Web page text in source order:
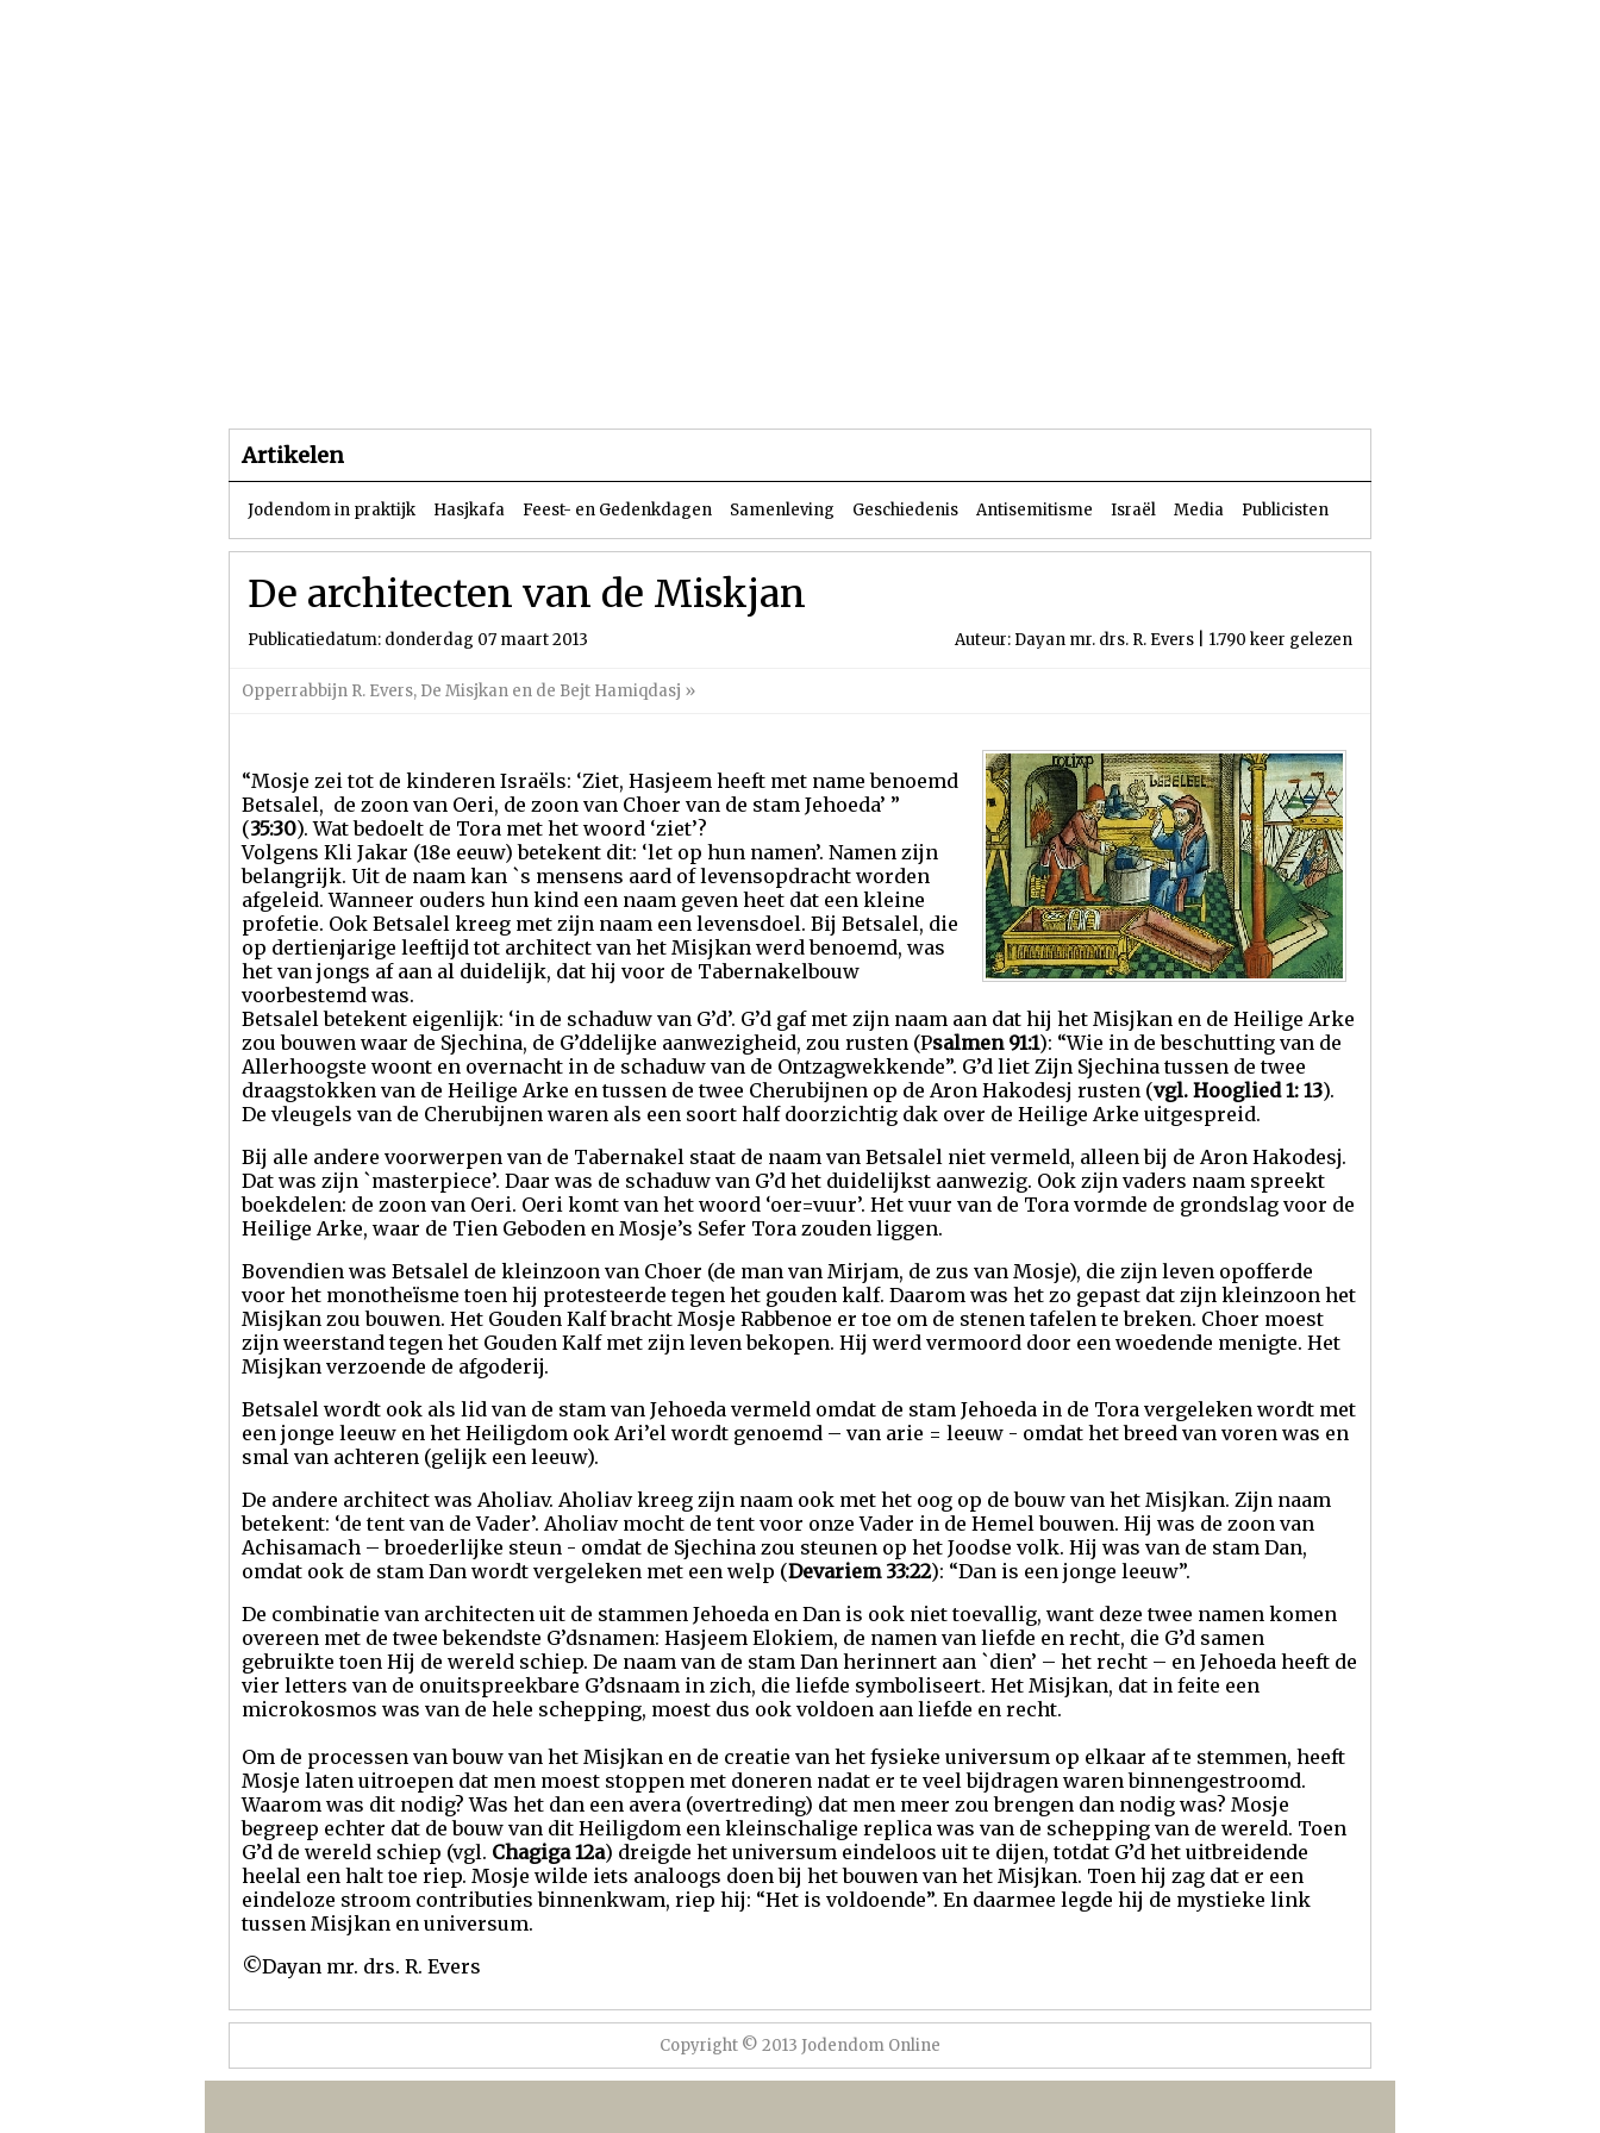
Artikelen
Jodendom in praktijk Hasjkafa Feest- en Gedenkdagen Samenleving Geschiedenis Antisemitisme Israël Media Publicisten
De architecten van de Miskjan
Publicatiedatum: donderdag 07 maart 2013 Auteur: Dayan mr. drs. R. Evers | 1.790 keer gelezen
Opperrabbijn R. Evers, De Misjkan en de Bejt Hamiqdasj »
“Mosje zei tot de kinderen Israëls: ‘Ziet, Hasjeem heeft met name benoemd
Betsalel, de zoon van Oeri, de zoon van Choer van de stam Jehoeda’ ”
(35:30). Wat bedoelt de Tora met het woord ‘ziet’?
Volgens Kli Jakar (18e eeuw) betekent dit: ‘let op hun namen’. Namen zijn
belangrijk. Uit de naam kan `s mensens aard of levensopdracht worden
afgeleid. Wanneer ouders hun kind een naam geven heet dat een kleine
profetie. Ook Betsalel kreeg met zijn naam een levensdoel. Bij Betsalel, die
op dertienjarige leeftijd tot architect van het Misjkan werd benoemd, was
het van jongs af aan al duidelijk, dat hij voor de Tabernakelbouw
voorbestemd was.
Betsalel betekent eigenlijk: ‘in de schaduw van G’d’. G’d gaf met zijn naam aan dat hij het Misjkan en de Heilige Arke
zou bouwen waar de Sjechina, de G’ddelijke aanwezigheid, zou rusten (Psalmen 91:1): “Wie in de beschutting van de
Allerhoogste woont en overnacht in de schaduw van de Ontzagwekkende”. G’d liet Zijn Sjechina tussen de twee
draagstokken van de Heilige Arke en tussen de twee Cherubijnen op de Aron Hakodesj rusten (vgl. Hooglied 1: 13).
De vleugels van de Cherubijnen waren als een soort half doorzichtig dak over de Heilige Arke uitgespreid.
Bij alle andere voorwerpen van de Tabernakel staat de naam van Betsalel niet vermeld, alleen bij de Aron Hakodesj.
Dat was zijn `masterpiece’. Daar was de schaduw van G’d het duidelijkst aanwezig. Ook zijn vaders naam spreekt
boekdelen: de zoon van Oeri. Oeri komt van het woord ‘oer=vuur’. Het vuur van de Tora vormde de grondslag voor de
Heilige Arke, waar de Tien Geboden en Mosje’s Sefer Tora zouden liggen.
Bovendien was Betsalel de kleinzoon van Choer (de man van Mirjam, de zus van Mosje), die zijn leven opofferde
voor het monotheïsme toen hij protesteerde tegen het gouden kalf. Daarom was het zo gepast dat zijn kleinzoon het
Misjkan zou bouwen. Het Gouden Kalf bracht Mosje Rabbenoe er toe om de stenen tafelen te breken. Choer moest
zijn weerstand tegen het Gouden Kalf met zijn leven bekopen. Hij werd vermoord door een woedende menigte. Het
Misjkan verzoende de afgoderij.
Betsalel wordt ook als lid van de stam van Jehoeda vermeld omdat de stam Jehoeda in de Tora vergeleken wordt met
een jonge leeuw en het Heiligdom ook Ari’el wordt genoemd – van arie = leeuw - omdat het breed van voren was en
smal van achteren (gelijk een leeuw).
De andere architect was Aholiav. Aholiav kreeg zijn naam ook met het oog op de bouw van het Misjkan. Zijn naam
betekent: ‘de tent van de Vader’. Aholiav mocht de tent voor onze Vader in de Hemel bouwen. Hij was de zoon van
Achisamach – broederlijke steun - omdat de Sjechina zou steunen op het Joodse volk. Hij was van de stam Dan,
omdat ook de stam Dan wordt vergeleken met een welp (Devariem 33:22): “Dan is een jonge leeuw”.
De combinatie van architecten uit de stammen Jehoeda en Dan is ook niet toevallig, want deze twee namen komen
overeen met de twee bekendste G’dsnamen: Hasjeem Elokiem, de namen van liefde en recht, die G’d samen
gebruikte toen Hij de wereld schiep. De naam van de stam Dan herinnert aan `dien’ – het recht – en Jehoeda heeft de
vier letters van de onuitspreekbare G’dsnaam in zich, die liefde symboliseert. Het Misjkan, dat in feite een
microkosmos was van de hele schepping, moest dus ook voldoen aan liefde en recht.
Om de processen van bouw van het Misjkan en de creatie van het fysieke universum op elkaar af te stemmen, heeft
Mosje laten uitroepen dat men moest stoppen met doneren nadat er te veel bijdragen waren binnengestroomd.
Waarom was dit nodig? Was het dan een avera (overtreding) dat men meer zou brengen dan nodig was? Mosje
begreep echter dat de bouw van dit Heiligdom een kleinschalige replica was van de schepping van de wereld. Toen
G’d de wereld schiep (vgl. Chagiga 12a) dreigde het universum eindeloos uit te dijen, totdat G’d het uitbreidende
heelal een halt toe riep. Mosje wilde iets analoogs doen bij het bouwen van het Misjkan. Toen hij zag dat er een
eindeloze stroom contributies binnenkwam, riep hij: “Het is voldoende”. En daarmee legde hij de mystieke link
tussen Misjkan en universum.
©Dayan mr. drs. R. Evers
Copyright © 2013 Jodendom Online